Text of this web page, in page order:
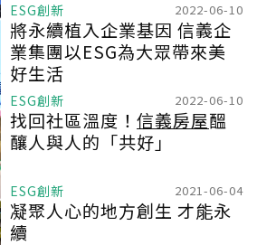
ESG創新 2022-06-10
將永續植入企業基因 信義企
業集團以ESG為大眾帶來美
好生活
ESG創新 2022-06-10
找回社區溫度！ 信義房屋醞
釀人與人的「共好」
ESG創新 2021-06-04
凝聚人心的地方創生 才能永
續